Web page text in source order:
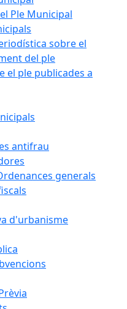
Ple Municipal
sobre el
del ple
el ple publicades a
antifrau
generals
d'urbanisme